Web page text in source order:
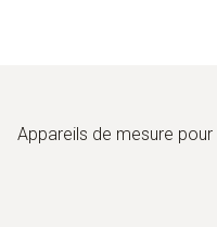
Appareils de mesure